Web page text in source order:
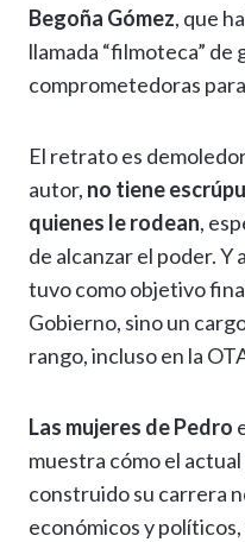
Begoña Gómez, que
llamada “filmoteca” de
comprometedoras
El retrato es
autor, no tiene
quienes le rodean,
de alcanzar el poder. Y
tuvo como objetivo
Gobierno, sino un
rango, incluso en la
Las mujeres de Pedro
muestra cómo el
construido su carrera
económicos y